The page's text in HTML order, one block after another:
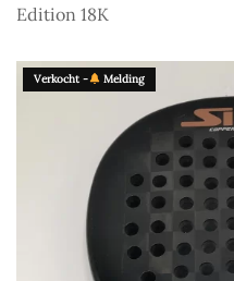
Edition 18K
Verkocht - Melding